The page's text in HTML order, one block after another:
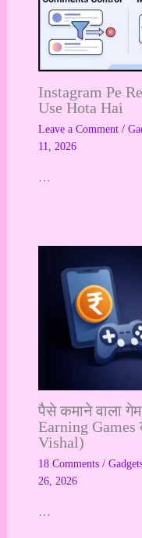
Instagram Pe
Use Hota Hai
Leave a Comment /
11, 2026
…
पैसे कमाने वाला
Earning Games
Vishal)
18 Comments /
26, 2026
…